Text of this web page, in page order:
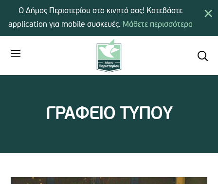
ΓΡΑΦΕΙΟ ΤΥΠΟΥ
×
Ο Δήμος Περιστερίου στο κινητό σας! Κατεβάστε
application για mobile συσκευές. Μάθετε περισσότερα